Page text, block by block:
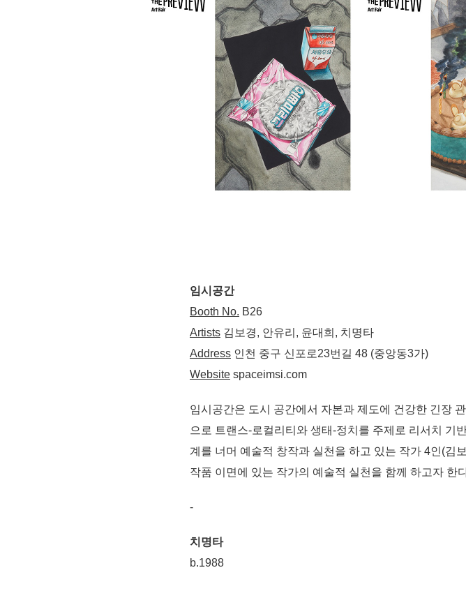
임시공간
Booth No. B26
Artists김보경, 안유리, 윤대희, 치명타
Address인천 중구 신포로23번길 48 (중앙동3가)
Websitespaceimsi.com
임시공간은 도시 공간에서 자본과 제도에 건강한 긴장
으로 트랜스-로컬리티와 생태-정치를 주제로 리서치 기
계를 너머 예술적 창작과 실천을 하고 있는 작가 4인(김
작품 이면에 있는 작가의 예술적 실천을 함께 하고자 한
-
치명타
b.1988